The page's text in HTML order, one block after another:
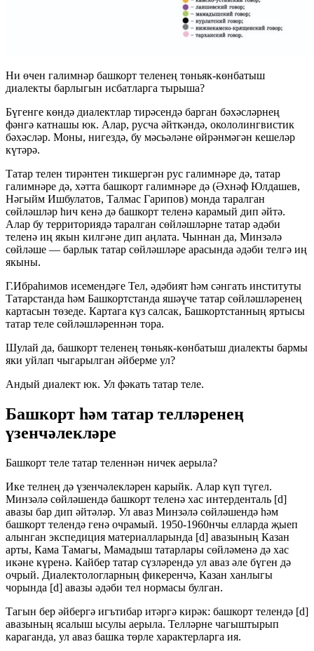
Ни өчен галимнәр башкорт теленең төньяк-көнбатыш
диалекты барлыгын исбатларга тырыша?
Бүгенге көндә диалектлар тирәсендә барган бәхәсләрнең
фәнгә катнашы юк. Алар, русча әйткәндә, окололингвистик
бәхәсләр. Моны, нигездә, бу мәсьәләне өйрәнмәгән кешеләр
күтәрә.
Татар телен тирәнтен тикшергән рус галимнәре дә, татар
галимнәре дә, хәтта башкорт галимнәре дә (Әхнәф Юлдашев,
Нәгыйм Ишбулатов, Талмас Гарипов) монда таралган
сөйләшләр һич кенә дә башкорт теленә карамый дип әйтә.
Алар бу территориядә таралган сөйләшләрне татар әдәби
теленә иң якын килгәне дип аңлата. Чыннан да, Минзәлә
сөйләше — барлык татар сөйләшләре арасында әдәби телгә иң
якыны.
Г.Ибраһимов исемендәге Тел, әдәбият һәм сәнгать институты
Татарстанда һәм Башкортстанда яшәүче татар сөйләшләренең
картасын төзеде. Картага күз салсак, Башкортстанның яртысы
татар теле сөйләшләреннән тора.
Шулай да, башкорт теленең төньяк-көнбатыш диалекты бармы
яки уйлап чыгарылган әйберме ул?
Андый диалект юк. Ул фәкать татар теле.
Башкорт һәм татар телләренең
үзенчәлекләре
Башкорт теле татар теленнән ничек аерыла?
Ике телнең дә үзенчәлекләрен карыйк. Алар күп түгел.
Минзәлә сөйләшендә башкорт теленә хас интерденталь [d]
авазы бар дип әйтәләр. Ул аваз Минзәлә сөйләшендә һәм
башкорт телендә генә очрамый. 1950-1960нчы елларда җыеп
алынган экспедиция материалларында [d] авазының Казан
арты, Кама Тамагы, Мамадыш татарлары сөйләменә дә хас
икәне күренә. Кайбер татар сүзләрендә ул аваз әле бүген дә
очрый. Диалектологларның фикеренчә, Казан ханлыгы
чорында [d] авазы әдәби тел нормасы булган.
Тагын бер әйбергә игътибар итәргә кирәк: башкорт телендә [d]
авазының ясалыш ысулы аерыла. Телләрне чагыштырып
караганда, ул аваз башка төрле характерларга ия.